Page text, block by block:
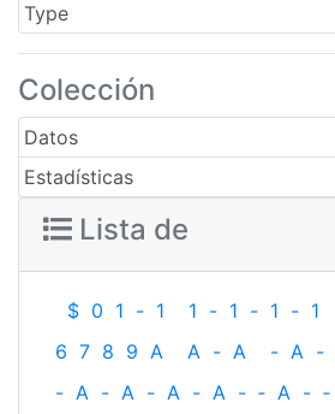
Type
Colección
Datos
Estadísticas
Lista de
$ 0 1 - 1 1 - 1 - 1 - 1
6 7 8 9 A A - A - A -
- A - A - A - A - ‐ A - ‐